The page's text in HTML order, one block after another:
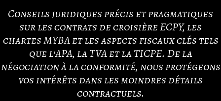
Conseils juridiques précis et pragmatiques
sur les contrats de croisière ECPY, les
chartes MYBA et les aspects fiscaux clés tels
que l'APA, la TVA et la TICPE. De la
négociation à la conformité, nous protégeons
vos intérêts dans les moindres détails
contractuels.